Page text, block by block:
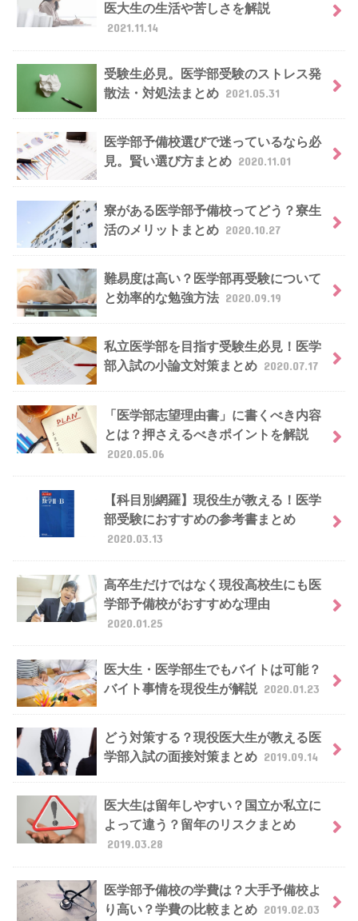
医大生の生活や苦しさを解説
2021.11.14
受験生必見。医学部受験のストレス発
散法・対処法まとめ 2021.05.31
医学部予備校選びで迷っているなら必
見。賢い選び方まとめ 2020.11.01
寮がある医学部予備校ってどう？寮生
活のメリットまとめ 2020.10.27
難易度は高い？医学部再受験について
と効率的な勉強方法 2020.09.19
私立医学部を目指す受験生必見！医学
部入試の小論文対策まとめ 2020.07.17
「医学部志望理由書」に書くべき内容
とは？押さえるべきポイントを解説
2020.05.06
【科目別網羅】現役生が教える！医学
部受験におすすめの参考書まとめ
2020.03.13
高卒生だけではなく現役高校生にも医
学部予備校がおすすめな理由
2020.01.25
医大生・医学部生でもバイトは可能？
バイト事情を現役生が解説 2020.01.23
どう対策する？現役医大生が教える医
学部入試の面接対策まとめ 2019.09.14
医大生は留年しやすい？国立か私立に
よって違う？留年のリスクまとめ
2019.03.28
医学部予備校の学費は？大手予備校よ
り高い？学費の比較まとめ 2019.02.03